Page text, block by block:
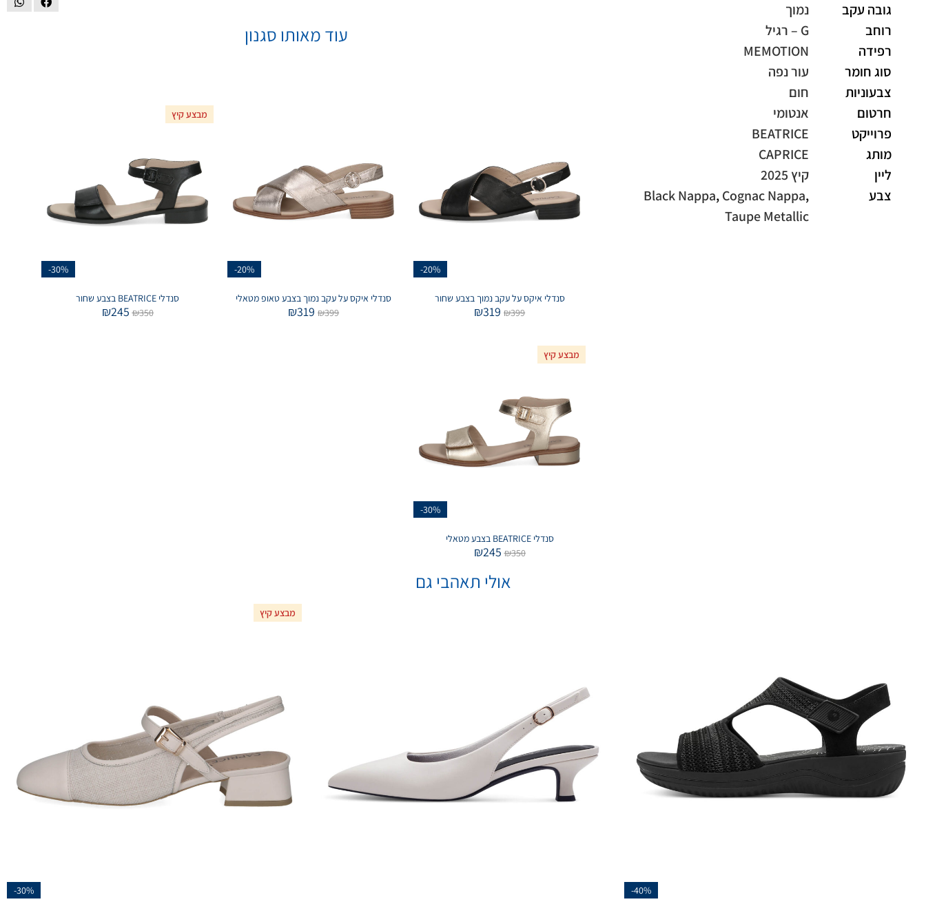
גובה עקב
נמוך
רוחב
G – רגיל
רפידה
MEMOTION
סוג חומר
עור נפה
צבעוניות
חום
חרטום
אנטומי
פרוייקט
BEATRICE
מותג
CAPRICE
ליין
קיץ 2025
צבע
Black Nappa,Cognac Nappa,
Taupe Metallic
עוד מאותו סגנון
-20%
סנדלי איקס על עקב נמוך בצבע שחור
₪399
₪319
-20%
סנדלי איקס על עקב נמוך בצבע טאופ מטאלי
₪399
₪319
מבצע קיץ
-30%
סנדלי BEATRICE בצבע שחור
₪350
₪245
מבצע קיץ
-30%
סנדלי BEATRICE בצבע מטאלי
₪350
₪245
אולי תאהבי גם
-40%
מבצע קיץ
-30%